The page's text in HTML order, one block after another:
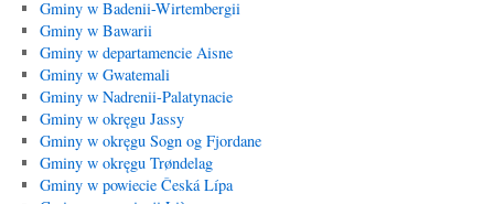
Gminy w Badenii-Wirtembergii
Gminy w Bawarii
Gminy w departamencie Aisne
Gminy w Gwatemali
Gminy w Nadrenii-Palatynacie
Gminy w okręgu Jassy
Gminy w okręgu Sogn og Fjordane
Gminy w okręgu Trøndelag
Gminy w powiecie Česká Lípa